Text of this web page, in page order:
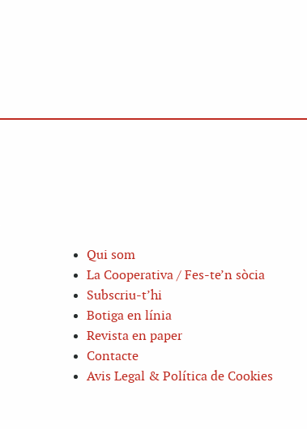
Qui som
La Cooperativa / Fes-te’n sòcia
Subscriu-t’hi
Botiga en línia
Revista en paper
Contacte
Avis Legal & Política de Cookies